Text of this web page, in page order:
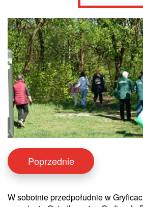
Poprzednie
W sobotnie przedpołudnie w